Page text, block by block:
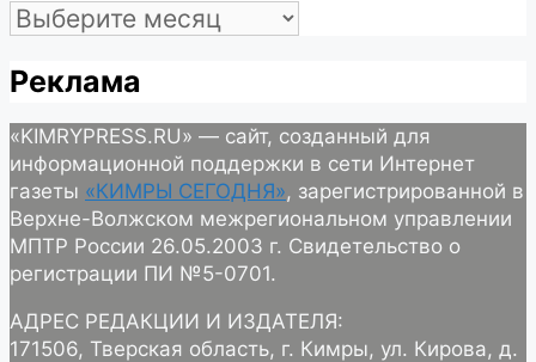
Архив
Реклама
«KIMRYPRESS.RU» — сайт, созданный для
информационной поддержки в сети Интернет
газеты «КИМРЫ СЕГОДНЯ», зарегистрированной в
Верхне-Волжском межрегиональном управлении
МПТР России 26.05.2003 г. Свидетельство о
регистрации ПИ №5-0701.
АДРЕС РЕДАКЦИИ И ИЗДАТЕЛЯ:
171506, Тверская область, г. Кимры, ул. Кирова, д.